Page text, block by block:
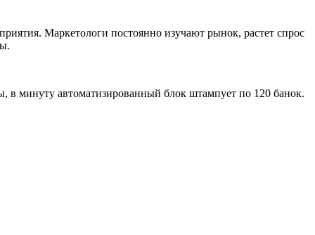
Маркетологи постоянно изучают рынок, растет спрос
в минуту автоматизированный блок штампует по 120 банок.